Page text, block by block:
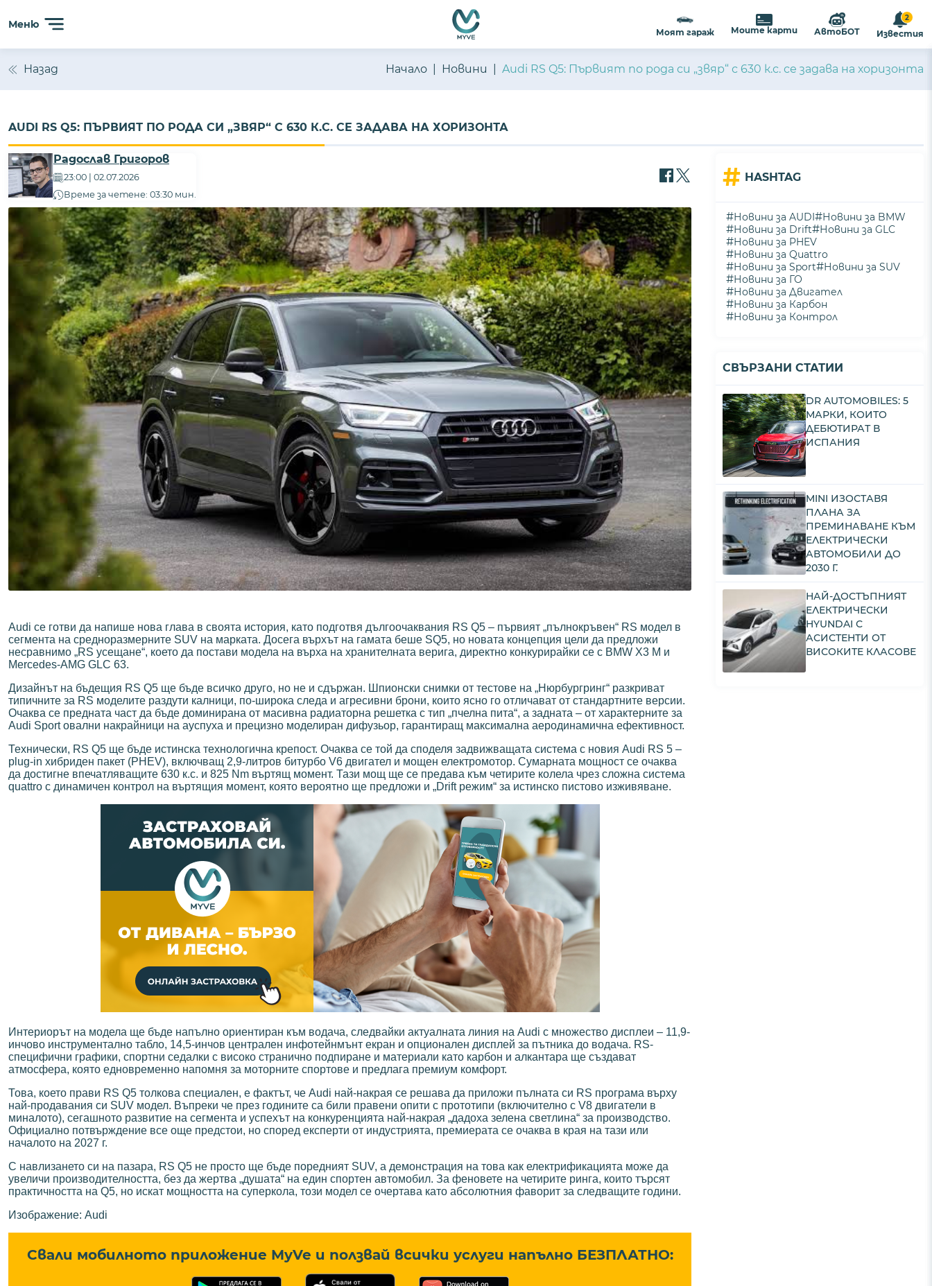
Меню
Моят гараж Моите карти АвтоБОТ
2
Известия
Назад Начало Новини Audi RS Q5: Първият по рода си „звяр“ с 630 к.с. се задава на хоризонта
AUDI RS Q5: ПЪРВИЯТ ПО РОДА СИ „ЗВЯР“ С 630 К.С. СЕ ЗАДАВА НА ХОРИЗОНТА
Радослав Григоров
23:00 | 02.07.2026
Време за четене: 03:30 мин.
Audi се готви да напише нова глава в своята история, като подготвя дългоочаквания RS Q5 – първият „пълнокръвен“ RS модел в
сегмента на средноразмерните SUV на марката. Досега върхът на гамата беше SQ5, но новата концепция цели да предложи
несравнимо „RS усещане“, което да постави модела на върха на хранителната верига, директно конкурирайки се с BMW X3 M и
Mercedes-AMG GLC 63.
Дизайнът на бъдещия RS Q5 ще бъде всичко друго, но не и сдържан. Шпионски снимки от тестове на „Нюрбургринг“ разкриват
типичните за RS моделите раздути калници, по-широка следа и агресивни брони, които ясно го отличават от стандартните версии.
Очаква се предната част да бъде доминирана от масивна радиаторна решетка с тип „пчелна пита“, а задната – от характерните за
Audi Sport овални накрайници на ауспуха и прецизно моделиран дифузьор, гарантиращ максимална аеродинамична ефективност.
Технически, RS Q5 ще бъде истинска технологична крепост. Очаква се той да споделя задвижващата система с новия Audi RS 5 –
plug-in хибриден пакет (PHEV), включващ 2,9-литров битурбо V6 двигател и мощен електромотор. Сумарната мощност се очаква
да достигне впечатляващите 630 к.с. и 825 Nm въртящ момент. Тази мощ ще се предава към четирите колела чрез сложна система
quattro с динамичен контрол на въртящия момент, която вероятно ще предложи и „Drift режим“ за истинско пистово изживяване.
Интериорът на модела ще бъде напълно ориентиран към водача, следвайки актуалната линия на Audi с множество дисплеи – 11,9-
инчово инструментално табло, 14,5-инчов централен инфотейнмънт екран и опционален дисплей за пътника до водача. RS-
специфични графики, спортни седалки с високо странично подпиране и материали като карбон и алкантара ще създават
атмосфера, която едновременно напомня за моторните спортове и предлага премиум комфорт.
Това, което прави RS Q5 толкова специален, е фактът, че Audi най-накрая се решава да приложи пълната си RS програма върху
най-продавания си SUV модел. Въпреки че през годините са били правени опити с прототипи (включително с V8 двигатели в
миналото), сегашното развитие на сегмента и успехът на конкуренцията най-накрая „дадоха зелена светлина“ за производство.
Официално потвърждение все още предстои, но според експерти от индустрията, премиерата се очаква в края на тази или
началото на 2027 г.
С навлизането си на пазара, RS Q5 не просто ще бъде поредният SUV, а демонстрация на това как електрификацията може да
увеличи производителността, без да жертва „душата“ на един спортен автомобил. За феновете на четирите ринга, които търсят
практичността на Q5, но искат мощността на суперкола, този модел се очертава като абсолютния фаворит за следващите години.
Изображение: Audi
Свали мобилното приложение MyVe и ползвай всички услуги напълно БЕЗПЛАТНО:
# HASHTAG
#Новини за AUDI#Новини за BMW
#Новини за Drift#Новини за GLC
#Новини за PHEV
#Новини за Quattro
#Новини за Sport#Новини за SUV
#Новини за ГО
#Новини за Двигател
#Новини за Карбон
#Новини за Контрол
СВЪРЗАНИ СТАТИИ
DR AUTOMOBILES: 5
МАРКИ, КОИТО
ДЕБЮТИРАТ В
ИСПАНИЯ
MINI ИЗОСТАВЯ
ПЛАНА ЗА
ПРЕМИНАВАНЕ КЪМ
ЕЛЕКТРИЧЕСКИ
АВТОМОБИЛИ ДО
2030 Г.
НАЙ-ДОСТЪПНИЯТ
ЕЛЕКТРИЧЕСКИ
HYUNDAI С
АСИСТЕНТИ ОТ
ВИСОКИТЕ КЛАСОВЕ